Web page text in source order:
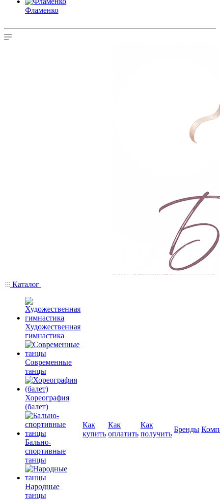
Фламенко
Каталог
Художественная
гимнастика
Современные
танцы
Хореография
(балет)
Бально-
спортивные
танцы
Народные
танцы
Как
купить
Как
оплатить
Как
получить
Бренды